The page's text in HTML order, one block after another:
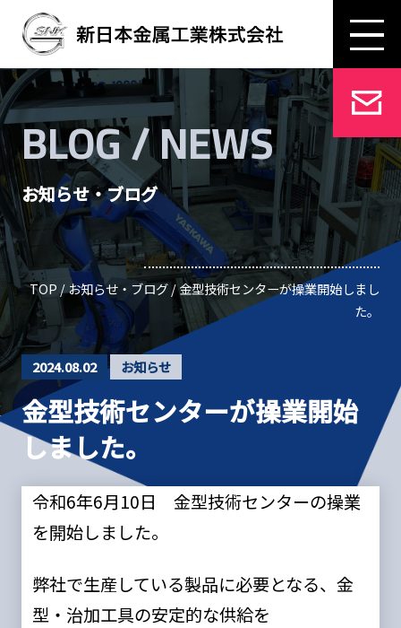
BLOG / NEWS
お知らせ・ブログ
TOP /お知らせ・ブログ/ 金型技術センターが操業開始しまし
た。
2024.08.02 お知らせ
金型技術センターが操業開始
しました。
令和6年6月10日 金型技術センターの操業
を開始しました。
弊社で生産している製品に必要となる、金
型・治加工具の安定的な供給を